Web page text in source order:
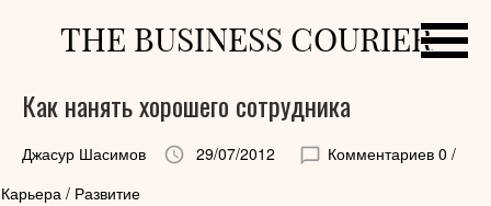
THE BUSINESS COURIER
Как нанять хорошего сотрудника
Джасур Шасимов 29/07/2012 Комментариев 0 /
Карьера / Развитие